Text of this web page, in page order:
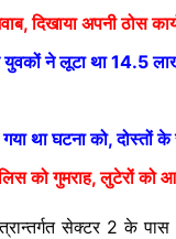
दिखाया अपनी ठोस
युवकों ने लूटा था 14.5
था घटना को, दोस्तों
को गुमराह, लुटेरों को
सेक्टर 2 के